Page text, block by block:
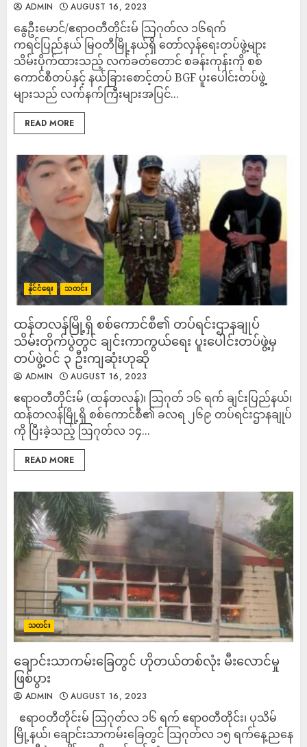
ADMIN AUGUST 16, 2023
နွေဦးမောင်/ဧရာဝတီတိုင်းမ် သြဂုတ်လ ၁၆ရက်
ကရင်ပြည်နယ် မြဝတီမြို့နယ်ရှိ တော်လှန်ရေးတပ်ဖွဲ့များ
သိမ်းပိုက်ထားသည့် လက်ခတ်တောင် စခန်းကုန်းကို စစ်
ကောင်စီတပ်နှင့် နယ်ခြားစောင့်တပ် BGF ပူးပေါင်းတပ်ဖွဲ့
များသည် လက်နက်ကြီးများအပြင်...
READ MORE
နိုင်ငံရေး သတင်း
ထန်တလန်မြို့ရှိ စစ်ကောင်စီ၏ တပ်ရင်းဌာနချုပ်
သိမ်းတိုက်ပွဲတွင် ချင်းကာကွယ်ရေး ပူးပေါင်းတပ်ဖွဲ့မှ
တပ်ဖွဲ့ဝင် ၃ ဦးကျဆုံးဟုဆို
ADMIN AUGUST 16, 2023
ဧရာဝတီတိုင်းမ် (ထန်တလန်)၊ ဩဂုတ် ၁၆ ရက် ချင်းပြည်နယ်၊
ထန်တလန်မြို့ရှိ စစ်ကောင်စီ၏ ခလရ ၂၆၉ တပ်ရင်းဌာနချုပ်
ကို ပြီးခဲ့သည့် ဩဂုတ်လ ၁၄...
READ MORE
သတင်း
ချောင်းသာကမ်းခြေတွင် ဟိုတယ်တစ်လုံး မီးလောင်မှု
ဖြစ်ပွား
ADMIN AUGUST 16, 2023
ဧရာဝတီတိုင်းမ် ဩဂုတ်လ ၁၆ ရက် ဧရာ၀တီတိုင်း၊ ပုသိမ်
မြို့နယ်၊ ချောင်းသာကမ်းခြေတွင် သြဂုတ်လ ၁၅ ရက်နေ့ညနေ